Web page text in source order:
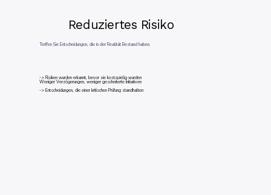
Reduziertes Risiko
Treffen Sie Entscheidungen, die in der Realität Bestand haben.
-> Risiken wurden erkannt, bevor sie kostspielig wurden
Weniger Verzögerungen, weniger gescheiterte Initiativen
-> Entscheidungen, die einer kritischen Prüfung standhalten